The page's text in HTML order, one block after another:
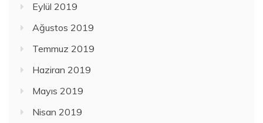
Eylül 2019
Ağustos 2019
Temmuz 2019
Haziran 2019
Mayıs 2019
Nisan 2019